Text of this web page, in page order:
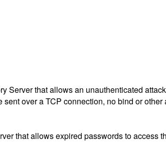
Server that allows an unauthenticated
over a TCP connection, no bind or
that allows expired passwords to access